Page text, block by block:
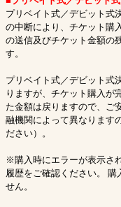
プリベイト式／デビット式
の中断により、チケット購
の送信及びチケット金額の
す。
プリベイト式／デビット式
りますが、チケット購入が
た金額は戻りますので、ご
融機関によって異なります
ださい）。
※購入時にエラーが表示さ
履歴をご確認ください。 購
せん。